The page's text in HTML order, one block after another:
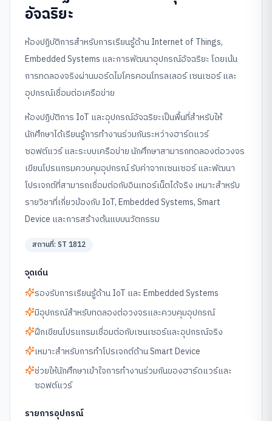
อัจฉริยะ
ห้องปฏิบัติการสำหรับการเรียนรู้ด้าน Internet of Things,
Embedded Systems และการพัฒนาอุปกรณ์อัจฉริยะ โดยเน้น
การทดลองจริงผ่านบอร์ดไมโครคอนโทรลเลอร์ เซนเซอร์ และ
อุปกรณ์เชื่อมต่อเครือข่าย
ห้องปฏิบัติการ IoT และอุปกรณ์อัจฉริยะเป็นพื้นที่สำหรับให้
นักศึกษาได้เรียนรู้การทำงานร่วมกันระหว่างฮาร์ดแวร์
ซอฟต์แวร์ และระบบเครือข่าย นักศึกษาสามารถทดลองต่อวงจร
เขียนโปรแกรมควบคุมอุปกรณ์ รับค่าจากเซนเซอร์ และพัฒนา
โปรเจกต์ที่สามารถเชื่อมต่อกับอินเทอร์เน็ตได้จริง เหมาะสำหรับ
รายวิชาที่เกี่ยวข้องกับ IoT, Embedded Systems, Smart
Device และการสร้างต้นแบบนวัตกรรม
สถานที่: ST 1812
จุดเด่น
รองรับการเรียนรู้ด้าน IoT และ Embedded Systems
มีอุปกรณ์สำหรับทดลองต่อวงจรและควบคุมอุปกรณ์
ฝึกเขียนโปรแกรมเชื่อมต่อกับเซนเซอร์และอุปกรณ์จริง
เหมาะสำหรับการทำโปรเจกต์ด้าน Smart Device
ช่วยให้นักศึกษาเข้าใจการทำงานร่วมกันของฮาร์ดแวร์และ
ซอฟต์แวร์
รายการอุปกรณ์